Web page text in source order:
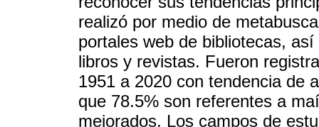
realizó por medio de
portales web de bibliotecas,
libros y revistas. Fueron
1951 a 2020 con tendencia de
que 78.5% son referentes a
mejorados. Los campos de